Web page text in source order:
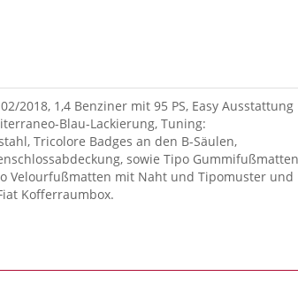
2018, 1,4 Benziner mit 95 PS, Easy Ausstattung
Blau-Lackierung, Tuning:
Tricolore Badges an den B-Säulen,
sowie Tipo Gummifußmatten
Velourfußmatten mit Naht und Tipomuster und
Kofferraumbox.